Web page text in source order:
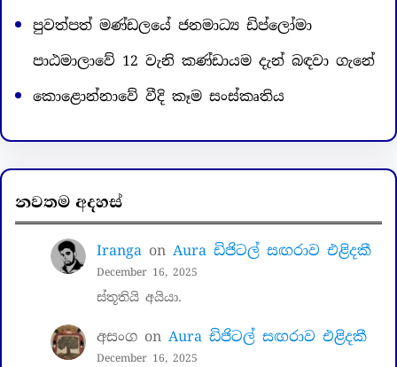
පුවත්පත් මණ්ඩලයේ ජනමාධ්‍ය ඩිප්ලෝමා
පාඨමාලාවේ 12 වැනි කණ්ඩායම දැන් බඳවා ගැනේ
කොළොන්නාවේ වීදි කෑම සංස්කෘතිය
නවතම අදහස්
Iranga on Aura ඩිජිටල් සඟරාව එළිදකී
December 16, 2025
ස්තූතියි අයියා.
අසංග on Aura ඩිජිටල් සඟරාව එළිදකී
December 16, 2025